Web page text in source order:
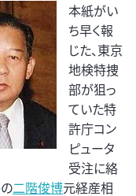
本紙がい
ち早く報
じた、東京
地検特捜
部が狙っ
ていた特
許庁コン
ピュータ
受注に絡
二階俊博元経産相